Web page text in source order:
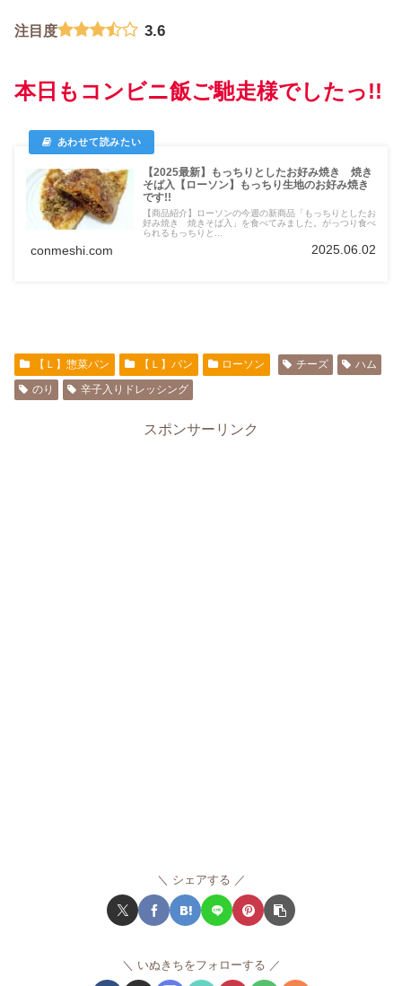
注目度 3.6
本日もコンビニ飯ご馳走様でしたっ!!
【2025最新】もっちりとしたお好み焼き 焼き
そば入【ローソン】もっちり生地のお好み焼き
です!!
【商品紹介】ローソンの今週の新商品「もっちりとしたお
好み焼き 焼きそば入」を食べてみました。がっつり食べ
られるもっちりと...
conmeshi.com 2025.06.02
【Ｌ】惣菜パン 【Ｌ】パン ローソン チーズ
ハム
のり
辛子入りドレッシング
スポンサーリンク
シェアする
いぬきちをフォローする